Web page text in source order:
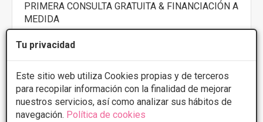
Tu privacidad
Este sitio web utiliza Cookies propias y de terceros
para recopilar información con la finalidad de mejorar
nuestros servicios, así como analizar sus hábitos de
navegación. Política de cookies
PRIMERA CONSULTA GRATUITA & FINANCIACIÓN A
MEDIDA
CONSULTAR/CITA/PRESUPUESTO
Lunes
10:00 - 20:00